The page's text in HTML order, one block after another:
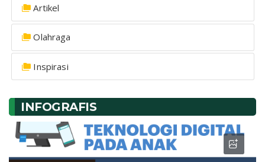
Artikel
Olahraga
Inspirasi
INFOGRAFIS